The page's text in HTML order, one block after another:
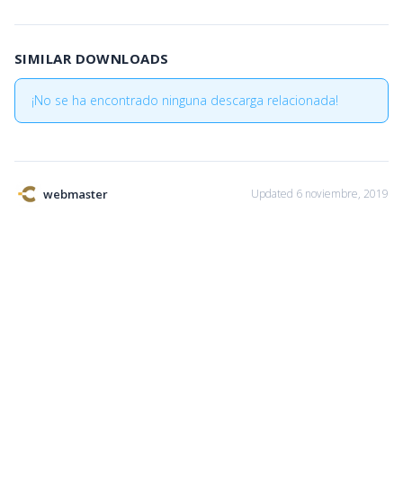
SIMILAR DOWNLOADS
¡No se ha encontrado ninguna descarga relacionada!
webmaster Updated 6 noviembre, 2019